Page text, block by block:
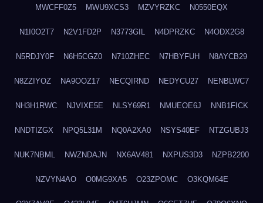
MWCFF0Z5 MWU9XCS3 MZVYRZKC N0550EQX
N1I0O2T7 N2V1FD2P N3773GIL N4DPRZKC N4ODX2G8
N5RDJY0F N6H5CGZ0 N710ZHEC N7HBYFUH N8AYCB29
N8ZZIYOZ NA9OOZ17 NECQIRND NEDYCU27 NENBLWC7
NH3H1RWC NJVIXE5E NLSY69R1 NMUEOE6J NNB1FICK
NNDTIZGX NPQ5L31M NQ0A2XA0 NSYS40EF NTZGUBJ3
NUK7NBML NWZNDAJN NX6AV481 NXPUS3D3 NZPB2200
NZVYN4AO O0MG9XA5 O23ZPOMC O3KQM64E